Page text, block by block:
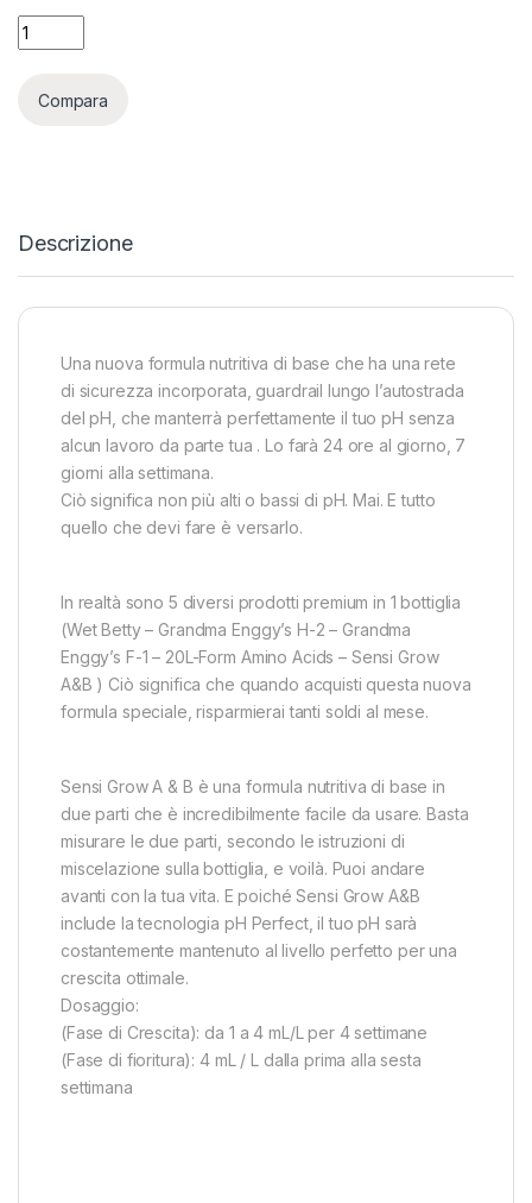
ADVANCED NUTRIENTS - PH PERFECT SENSI GROW A+B
Compara
Descrizione
Una nuova formula nutritiva di base che ha una rete
di sicurezza incorporata, guardrail lungo l’autostrada
del pH, che manterrà perfettamente il tuo pH senza
alcun lavoro da parte tua . Lo farà 24 ore al giorno, 7
giorni alla settimana.
Ciò significa non più alti o bassi di pH. Mai. E tutto
quello che devi fare è versarlo.
In realtà sono 5 diversi prodotti premium in 1 bottiglia
(Wet Betty – Grandma Enggy’s H-2 – Grandma
Enggy’s F-1 – 20L-Form Amino Acids – Sensi Grow
A&B ) Ciò significa che quando acquisti questa nuova
formula speciale, risparmierai tanti soldi al mese.
Sensi Grow A & B è una formula nutritiva di base in
due parti che è incredibilmente facile da usare. Basta
misurare le due parti, secondo le istruzioni di
miscelazione sulla bottiglia, e voilà. Puoi andare
avanti con la tua vita. E poiché Sensi Grow A&B
include la tecnologia pH Perfect, il tuo pH sarà
costantemente mantenuto al livello perfetto per una
crescita ottimale.
Dosaggio:
(Fase di Crescita): da 1 a 4 mL/L per 4 settimane
(Fase di fioritura): 4 mL / L dalla prima alla sesta
settimana